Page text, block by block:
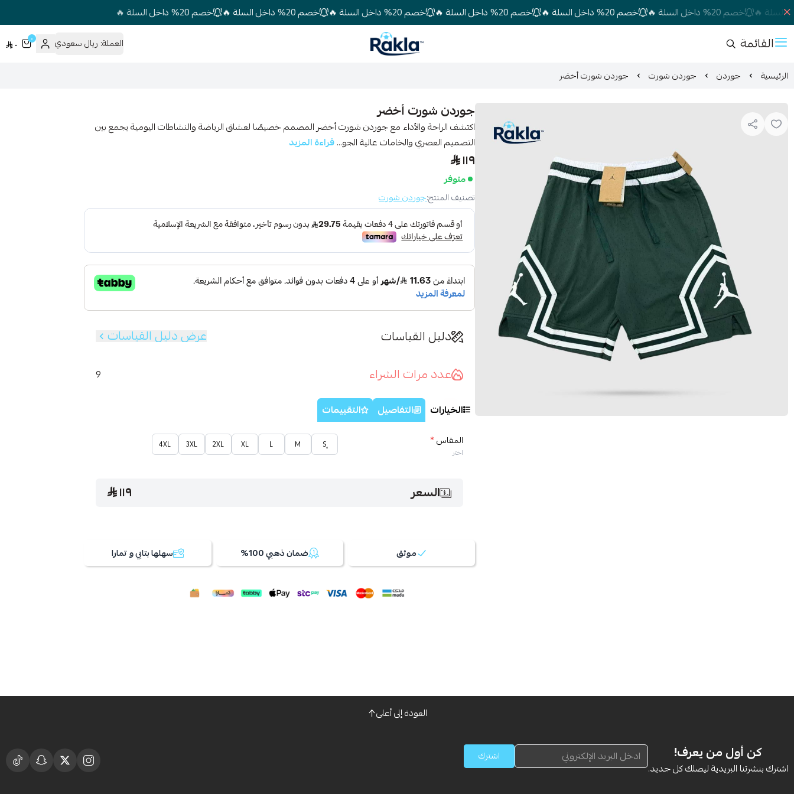
خصم 20% داخل السلة 🔥 خصم 20% داخل السلة 🔥 خصم 20% داخل السلة 🔥 خصم 20% داخل السلة 🔥 خصم 20% داخل السلة 🔥 خصم 20% داخل السلة 🔥
القائمة Rakla العملة: ريال سعودي ٠ ٠
الرئيسية جوردن جوردن شورت جوردن شورت أخضر
جوردن شورت أخضر
اكتشف الراحة والأداء مع جوردن شورت أخضر المصمم خصيصًا لعشاق الرياضة والنشاطات اليومية يجمع بين
التصميم العصري والخامات عالية الجو...قراءة المزيد
١١٩
متوفر
تصنيف المنتج:جوردن شورت
دليل القياسات
عرض دليل القياسات
عدد مرات الشراء
9
الخيارات التفاصيل التقييمات
المقاس*
اختر
ٍS M
L
XL
2XL
3XL
4XL
السعر ١١٩
موثق ضمان ذهبي 100% سهلها بتابي و تمارا
العودة إلى أعلى
كن أول من يعرف!
اشترك بنشرتنا البريدية ليصلك كل جديد.
اشترك